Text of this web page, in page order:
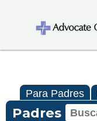
Para Padres
Padres